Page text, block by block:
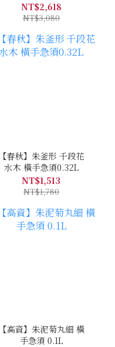
NT$2,618
NT$3,080
【春秋】朱釜形 千段花
水木 橫手急須0.32L
NT$1,513
NT$1,780
【高資】朱泥菊丸細 橫
手急須 0.1L